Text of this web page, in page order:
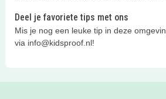
Deel je favoriete tips met ons
Mis je nog een leuke tip in deze
via info@kidsproof.nl!